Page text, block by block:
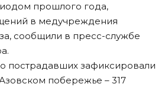
прошлого года,
в медучреждения
сообщили в пресс-службе
пострадавших зафиксировали
побережье – 317